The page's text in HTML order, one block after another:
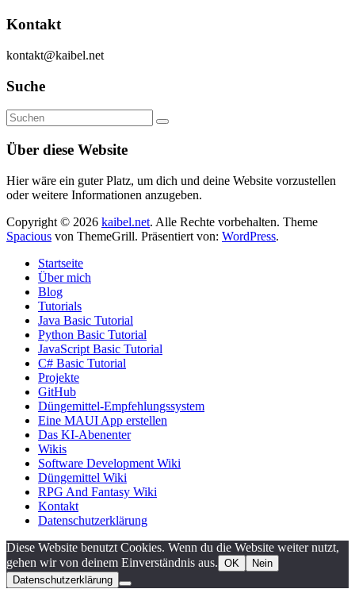
Kontakt
kontakt@kaibel.net
Suche
Über diese Website
Hier wäre ein guter Platz, um dich und deine Website vorzustellen
oder weitere Informationen anzugeben.
Copyright © 2026 kaibel.net. Alle Rechte vorbehalten. Theme
Spacious von ThemeGrill. Präsentiert von: WordPress.
Startseite
Über mich
Blog
Tutorials
Java Basic Tutorial
Python Basic Tutorial
JavaScript Basic Tutorial
C# Basic Tutorial
Projekte
GitHub
Düngemittel-Empfehlungssystem
Eine MAUI App erstellen
Das KI-Abenenter
Wikis
Software Development Wiki
Düngemittel Wiki
RPG And Fantasy Wiki
Kontakt
Datenschutzerklärung
Diese Website benutzt Cookies. Wenn du die Website weiter nutzt,
gehen wir von deinem Einverständnis aus. OK
Nein
Datenschutzerklärung